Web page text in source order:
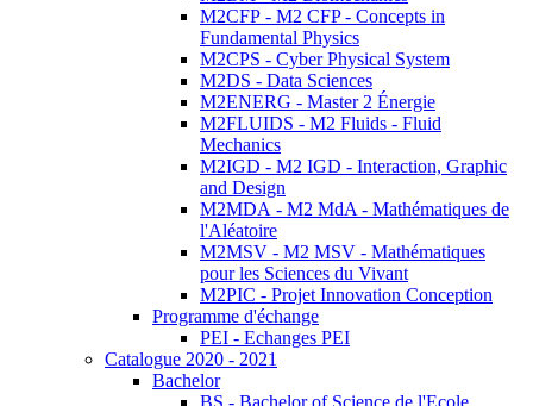
M2CFP - M2 CFP - Concepts in
Fundamental Physics
M2CPS - Cyber Physical System
M2DS - Data Sciences
M2ENERG - Master 2 Énergie
M2FLUIDS - M2 Fluids - Fluid
Mechanics
M2IGD - M2 IGD - Interaction, Graphic
and Design
M2MDA - M2 MdA - Mathématiques de
l'Aléatoire
M2MSV - M2 MSV - Mathématiques
pour les Sciences du Vivant
M2PIC - Projet Innovation Conception
Programme d'échange
PEI - Echanges PEI
Catalogue 2020 - 2021
Bachelor
BS - Bachelor of Science de l'Ecole